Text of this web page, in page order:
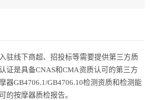
驻线下商超、招投标等需要提供第三方质
证是具备CNAS和CMA资质认可的第三方
器GB4706.1/GB4706.10检测资质和检测能
的按摩器质检报告。